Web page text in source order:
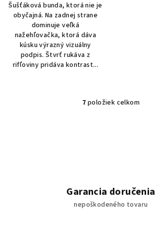
Šušťáková bunda, ktorá nie je
obyčajná. Na zadnej strane
dominuje veľká
nažehľovačka, ktorá dáva
kúsku výrazný vizuálny
podpis. Štvrť rukáva z
rifľoviny pridáva kontrast...
O
i
e
p
7 položiek celkom
Garancia doručenia
nepoškodeného tovaru